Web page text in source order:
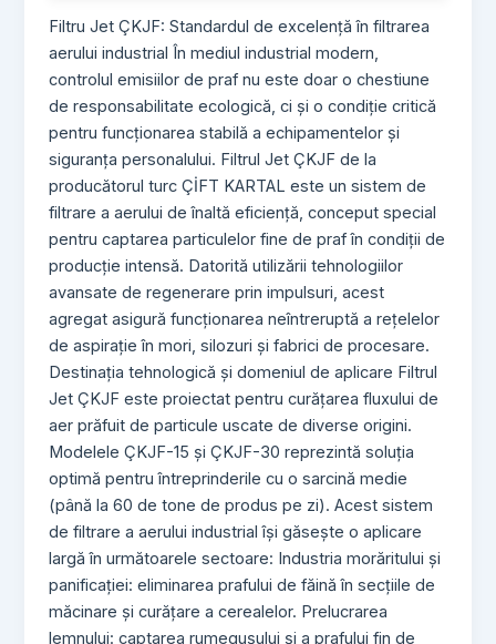
Filtru Jet ÇKJF: Standardul de excelență în filtrarea
aerului industrial În mediul industrial modern,
controlul emisiilor de praf nu este doar o chestiune
de responsabilitate ecologică, ci și o condiție critică
pentru funcționarea stabilă a echipamentelor și
siguranța personalului. Filtrul Jet ÇKJF de la
producătorul turc ÇİFT KARTAL este un sistem de
filtrare a aerului de înaltă eficiență, conceput special
pentru captarea particulelor fine de praf în condiții de
producție intensă. Datorită utilizării tehnologiilor
avansate de regenerare prin impulsuri, acest
agregat asigură funcționarea neîntreruptă a rețelelor
de aspirație în mori, silozuri și fabrici de procesare.
Destinația tehnologică și domeniul de aplicare Filtrul
Jet ÇKJF este proiectat pentru curățarea fluxului de
aer prăfuit de particule uscate de diverse origini.
Modelele ÇKJF-15 și ÇKJF-30 reprezintă soluția
optimă pentru întreprinderile cu o sarcină medie
(până la 60 de tone de produs pe zi). Acest sistem
de filtrare a aerului industrial își găsește o aplicare
largă în următoarele sectoare: Industria morăritului și
panificației: eliminarea prafului de făină în secțiile de
măcinare și curățare a cerealelor. Prelucrarea
lemnului: captarea rumegușului și a prafului fin de